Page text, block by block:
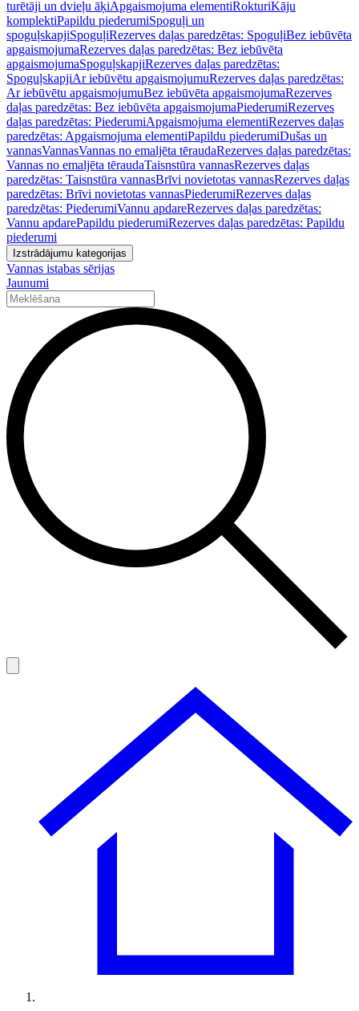
turētāji un dvieļu āķiApgaismojuma elementiRokturiKāju
komplektiPapildu piederumiSpoguļi un
spoguļskapjiSpoguļiRezerves daļas paredzētas: SpoguļiBez iebūvēta
apgaismojumaRezerves daļas paredzētas: Bez iebūvēta
apgaismojumaSpoguļskapjiRezerves daļas paredzētas:
SpoguļskapjiAr iebūvētu apgaismojumuRezerves daļas paredzētas:
Ar iebūvētu apgaismojumuBez iebūvēta apgaismojumaRezerves
daļas paredzētas: Bez iebūvēta apgaismojumaPiederumiRezerves
daļas paredzētas: PiederumiApgaismojuma elementiRezerves daļas
paredzētas: Apgaismojuma elementiPapildu piederumiDušas un
vannasVannasVannas no emaljēta tēraudaRezerves daļas paredzētas:
Vannas no emaljēta tēraudaTaisnstūra vannasRezerves daļas
paredzētas: Taisnstūra vannasBrīvi novietotas vannasRezerves daļas
paredzētas: Brīvi novietotas vannasPiederumiRezerves daļas
paredzētas: PiederumiVannu apdareRezerves daļas paredzētas:
Vannu apdarePapildu piederumiRezerves daļas paredzētas: Papildu
piederumi
Izstrādājumu kategorijas
Vannas istabas sērijas
Jaunumi